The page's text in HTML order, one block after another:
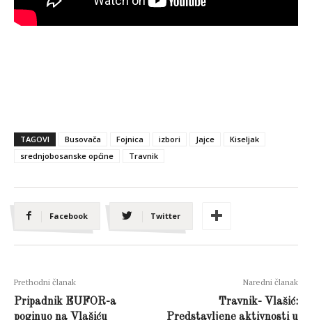
TAGOVI Busovača Fojnica izbori Jajce
Kiseljak
srednjobosanske općine
Travnik
Facebook Twitter
Prethodni članak
Pripadnik EUFOR-a
poginuo na Vlašiću
Naredni članak
Travnik- Vlašić:
Predstavljene aktivnosti u